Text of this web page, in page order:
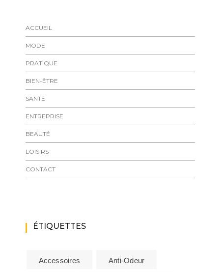
ACCUEIL
MODE
PRATIQUE
BIEN-ÊTRE
SANTÉ
ENTREPRISE
BEAUTÉ
LOISIRS
CONTACT
ÉTIQUETTES
Accessoires Anti-Odeur